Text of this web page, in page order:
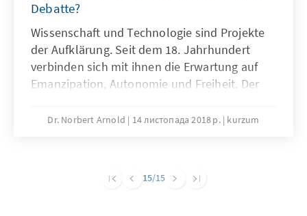
Debatte?
Wissenschaft und Technologie sind Projekte
der Aufklärung. Seit dem 18. Jahrhundert
verbinden sich mit ihnen die Erwartung auf
Emanzipation, Autonomie und Freiheit. Der
findet in den Natur- und
Dr. Norbert Arnold 14 листопада 2018 р. kurzum
15/15